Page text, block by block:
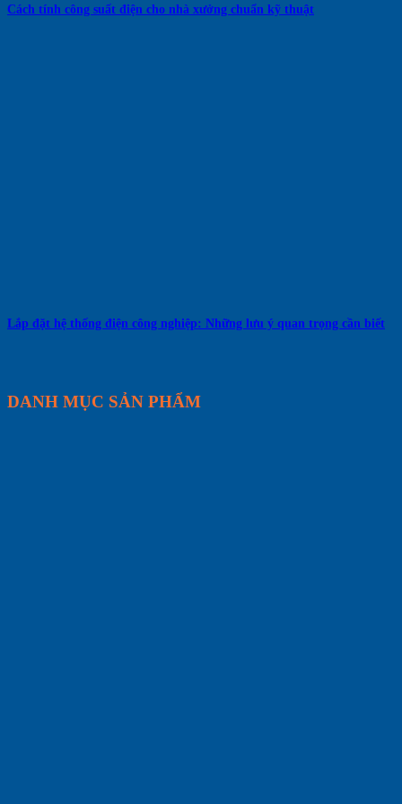
Cách tính công suất điện cho nhà xưởng chuẩn kỹ thuật
Lắp đặt hệ thống điện công nghiệp: Những lưu ý quan trọng cần biết
DANH MỤC SẢN PHẨM